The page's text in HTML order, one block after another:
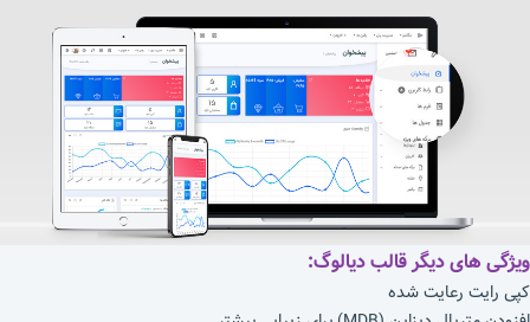
ویژگی های دیگر قالب دیالوگ:
کپی رایت رعایت شده